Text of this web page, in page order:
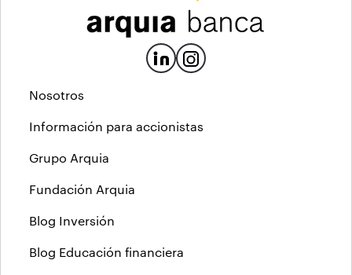
Nosotros
Información para accionistas
Grupo Arquia
Fundación Arquia
Blog Inversión
Blog Educación financiera